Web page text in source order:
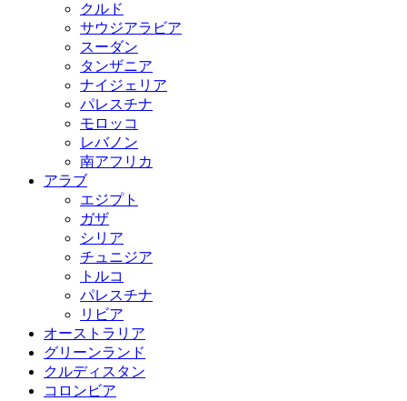
クルド
サウジアラビア
スーダン
タンザニア
ナイジェリア
パレスチナ
モロッコ
レバノン
南アフリカ
アラブ
エジプト
ガザ
シリア
チュニジア
トルコ
パレスチナ
リビア
オーストラリア
グリーンランド
クルディスタン
コロンビア